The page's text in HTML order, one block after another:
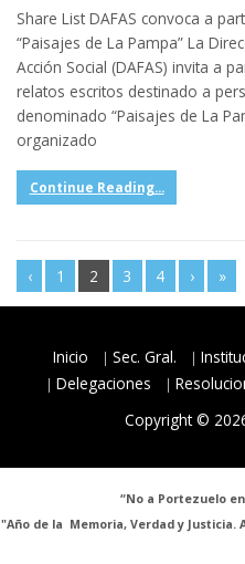
Share List DAFAS convoca a
“Paisajes de La Pampa” La
Acción Social (DAFAS) invita a
relatos escritos destinado a
denominado “Paisajes de La
organizado
Continue Reading...
‹ 1 2 3 4 › »
Inicio Sec. Gral.
Delegaciones
Copyright ©
“No a Portezuelo
"Año de la Memoria, Verdad y Justicia.